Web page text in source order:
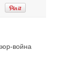
война